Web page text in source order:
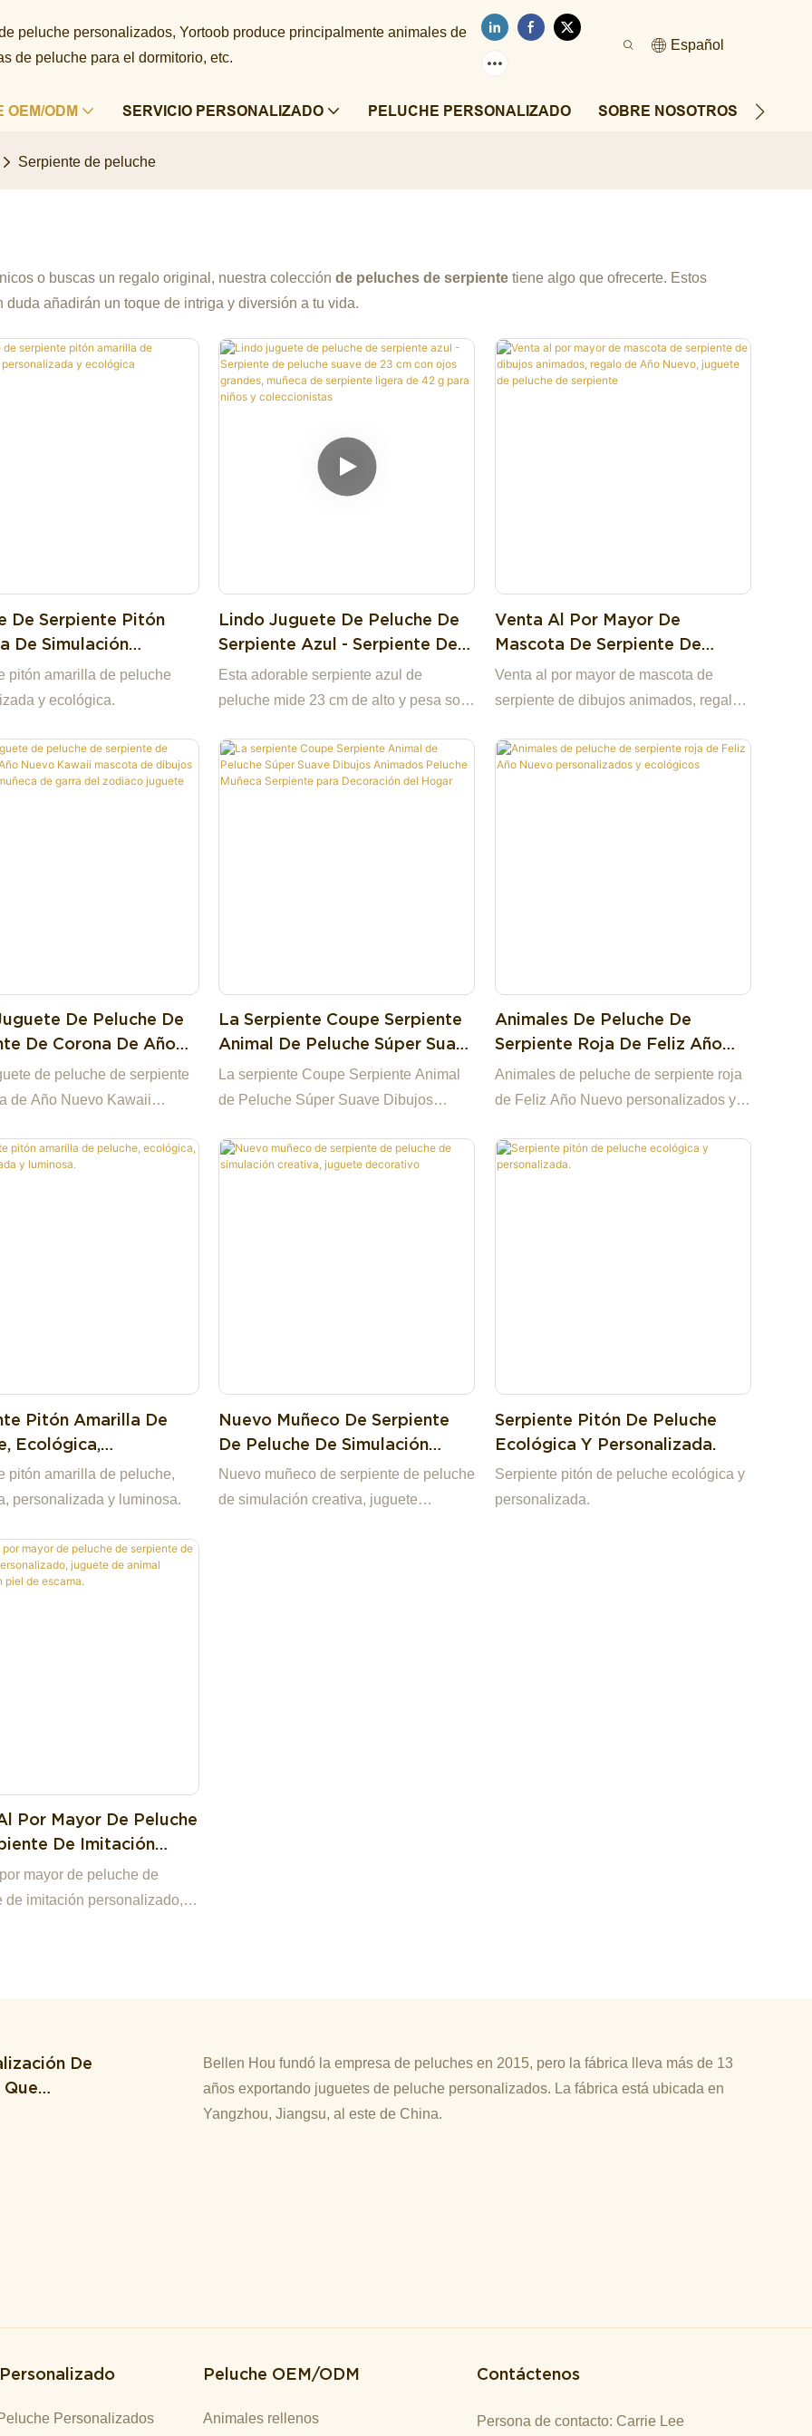
peluche personalizados, Yortoob produce principalmente animales de
de peluche para el dormitorio, etc.
Español
OEM/ODM SERVICIO PERSONALIZADO PELUCHE PERSONALIZADO SOBRE NOSOTROS
Serpiente de peluche
o buscas un regalo original, nuestra colecciónde peluches de serpiente tiene algo que ofrecerte. Estos
añadirán un toque de intriga y diversión a tu vida.
De Serpiente Pitón
De Simulación
Y Ecológica
pitón amarilla de peluche
y ecológica.
Lindo Juguete De Peluche De
Serpiente Azul - Serpiente De
Peluche Suave De 23 Cm Con
Ojos Grandes, Muñeca De
Niños Y Coleccionistas
Esta adorable serpiente azul de
peluche mide 23 cm de alto y pesa solo
su boca abierta con una pequeña
lengua y su suave textura, es perfecta
Venta Al Por Mayor De
Mascota De Serpiente De
Dibujos Animados, Regalo De
Año Nuevo, Juguete De
Venta al por mayor de mascota de
serpiente de dibujos animados, regalo
serpiente
De Peluche De
De Corona De Año
Mascota De
Animados Muñeca De
de peluche de serpiente
de Año Nuevo Kawaii
zodiaco juguete
La Serpiente Coupe Serpiente
Animal De Peluche Súper Suave
Dibujos Animados Peluche
Muñeca Serpiente Para
La serpiente Coupe Serpiente Animal
de Peluche Súper Suave Dibujos
para Decoración del Hogar
Animales De Peluche De
Serpiente Roja De Feliz Año
Nuevo Personalizados Y
Ecológicos
Animales de peluche de serpiente roja
de Feliz Año Nuevo personalizados y
Pitón Amarilla De
Ecológica,
Y Luminosa.
pitón amarilla de peluche,
personalizada y luminosa.
Nuevo Muñeco De Serpiente
De Peluche De Simulación
Creativa, Juguete Decorativo
Nuevo muñeco de serpiente de peluche
de simulación creativa, juguete
Serpiente Pitón De Peluche
Ecológica Y Personalizada.
Serpiente pitón de peluche ecológica y
personalizada.
Por Mayor De Peluche
De Imitación
Juguete De
Con Piel De
mayor de peluche de
de imitación personalizado,
De
Que
Bellen Hou fundó la empresa de peluches en 2015, pero la fábrica lleva más de 13
años exportando juguetes de peluche personalizados. La fábrica está ubicada en
Yangzhou, Jiangsu, al este de China.
Personalizados
Peluche OEM/ODM
Animales rellenos
Contáctenos
Persona de contacto: Carrie Lee